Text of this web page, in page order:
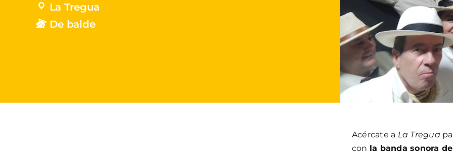
La Tregua
De balde
Acércate a La Tregua
con la banda sonora